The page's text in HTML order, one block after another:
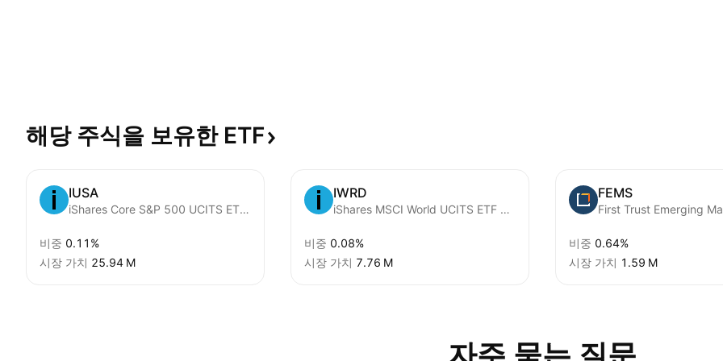
해당 주식을 보유한 ETF
IUSA
iShares Core S&P 500 UCITS ETF USD (Dist)
비중 0.11%
시장 가치 ‪25.94 M‬
IWRD
iShares MSCI World UCITS ETF USD (Dist)
비중 0.08%
시장 가치 ‪7.76 M‬
FEMS
비중 0.64%
시장 가치 ‪1.59 M‬